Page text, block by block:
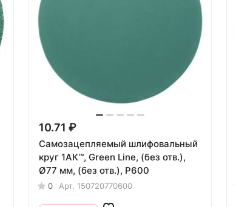
10.71 ₽
Самозацепляемый шлифовальный
круг 1АК™, Green Line, (без отв.),
Ø77 мм, (без отв.), P600
0 Арт. 150720770600